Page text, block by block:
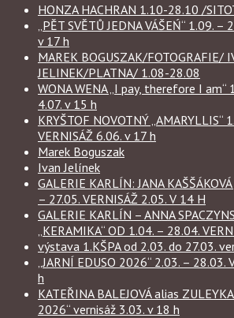
HONZA HACHRAN 1.10-28.10 /
„PĚT SVĚTŮ JEDNA VÁŠEŃ“ 1.09.
v 17 h
MAREK BOGUSZAK/FOTOGRAFIE/
JELINEK/PLATNA/ 1.08-28.08
WONA WENA „I pay, therefore I am“
4.07. v 15 h
KRYŠTOF NOVOTNÝ „AMARYLLIS“
VERNISÁŽ 6.06. v 17 h
Marek Boguszak
Ivan Jelínek
GALERIE KARLÍN: JANA
– 27.05. VERNISÁŽ 2.05. V 14 H
GALERIE KARLÍN – ANNA
„KERAMIKA“ OD 1.04. – 28.04.
výstava 1.KŠPA od 2.03. do 27.03.
„JARNÍ EDUSO 2026“ 2.03. – 28.03.
h
KATEŘINA BALEJOVÁ alias
2026“ vernisáž 3.03. v 18 h